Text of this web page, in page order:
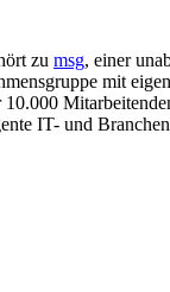
zu msg, einer
mit
10.000
IT- und